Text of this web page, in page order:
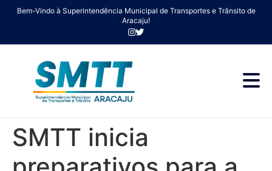
Bem-Vindo à Superintendência Municipal de Transportes e Trânsito de
Aracaju!
SMTT inicia